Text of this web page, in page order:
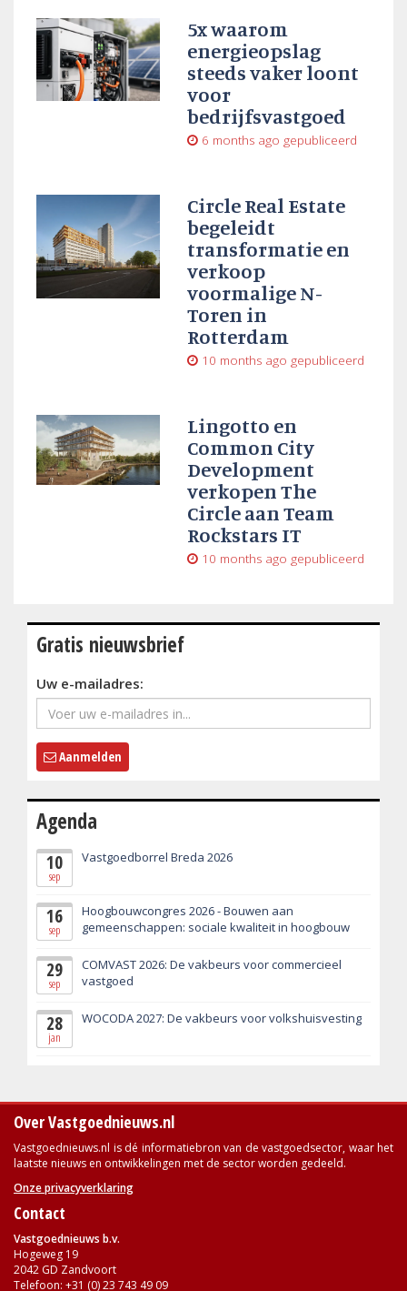
5x waarom
energieopslag
steeds vaker loont
voor
bedrijfsvastgoed
6 months ago gepubliceerd
Circle Real Estate
begeleidt
transformatie en
verkoop
voormalige N-
Toren in
Rotterdam
10 months ago gepubliceerd
Lingotto en
Common City
Development
verkopen The
Circle aan Team
Rockstars IT
10 months ago gepubliceerd
Gratis nieuwsbrief
Uw e-mailadres:
Aanmelden
Agenda
10
sep
Vastgoedborrel Breda 2026
16
sep
Hoogbouwcongres 2026 - Bouwen aan
gemeenschappen: sociale kwaliteit in hoogbouw
29
sep
COMVAST 2026: De vakbeurs voor commercieel
vastgoed
28
jan
WOCODA 2027: De vakbeurs voor volkshuisvesting
Over Vastgoednieuws.nl
Vastgoednieuws.nl is dé informatiebron van de vastgoedsector, waar het
laatste nieuws en ontwikkelingen met de sector worden gedeeld.
Onze privacyverklaring
Contact
Vastgoednieuws b.v.
Hogeweg 19
2042 GD Zandvoort
Telefoon: +31 (0) 23 743 49 09